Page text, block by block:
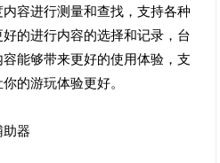
容进行测量和查找，支持各种
的进行内容的选择和记录，台
能够带来更好的使用体验，支
的游玩体验更好。
助器